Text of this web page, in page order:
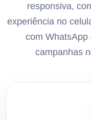
responsiva,
experiência no
com WhatsApp
campanhas